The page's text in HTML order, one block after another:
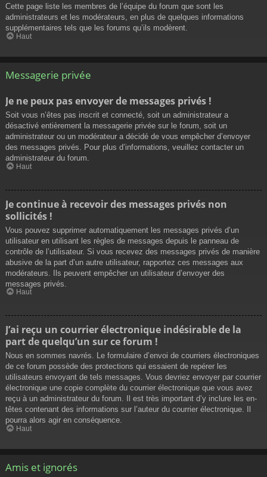
Cette page liste les membres de l’équipe du forum que sont les
administrateurs et les modérateurs, en plus de quelques informations
supplémentaires tels que les forums qu’ils modèrent.
Haut
Messagerie privée
Je ne peux pas envoyer de messages privés !
Soit vous n’êtes pas inscrit et connecté, soit un administrateur a
désactivé entièrement la messagerie privée sur le forum, soit un
administrateur ou un modérateur a décidé de vous empêcher d’envoyer
des messages privés. Pour plus d’informations, veuillez contacter un
administrateur du forum.
Haut
Je continue à recevoir des messages privés non
sollicités !
Vous pouvez supprimer automatiquement les messages privés d’un
utilisateur en utilisant les règles de messages depuis le panneau de
contrôle de l’utilisateur. Si vous recevez des messages privés de manière
abusive de la part d’un autre utilisateur, rapportez ces messages aux
modérateurs. Ils peuvent empêcher un utilisateur d’envoyer des
messages privés.
Haut
J’ai reçu un courrier électronique indésirable de la
part de quelqu’un sur ce forum !
Nous en sommes navrés. Le formulaire d’envoi de courriers électroniques
de ce forum possède des protections qui essaient de repérer les
utilisateurs envoyant de tels messages. Vous devriez envoyer par courrier
électronique une copie complète du courrier électronique que vous avez
reçu à un administrateur du forum. Il est très important d’y inclure les en-
têtes contenant des informations sur l’auteur du courrier électronique. Il
pourra alors agir en conséquence.
Haut
Amis et ignorés